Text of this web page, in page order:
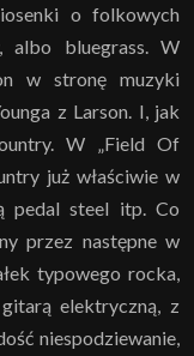
o folkowych
albo bluegrass. W
w stronę muzyki
z Larson. I, jak
W „Field Of
już właściwie w
pedal steel itp. Co
przez następne w
typowego rocka,
elektryczną, z
niespodziewanie,